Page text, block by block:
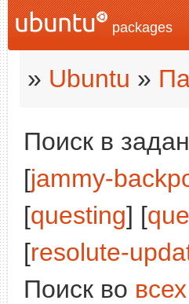
packages
» Ubuntu »
Поиск в
[jammy-
[questing] [
[resolute-
Поиск во